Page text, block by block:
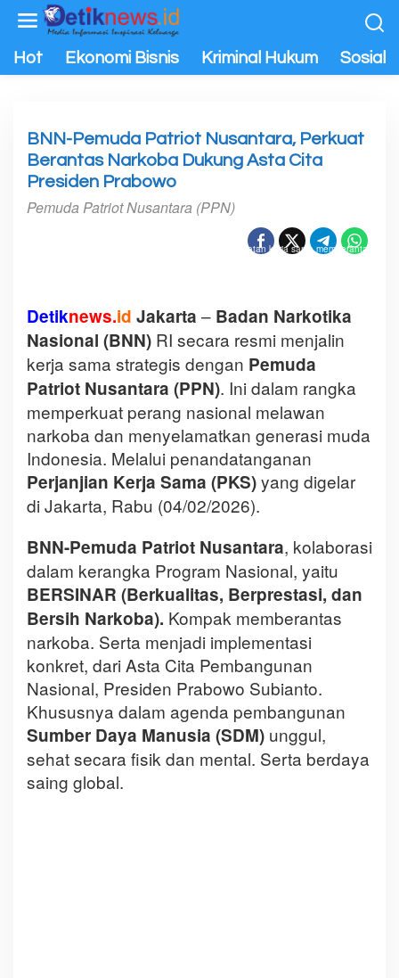
a
Hot Ekonomi Bisnis Kriminal Hukum Sosial
BNN-Pemuda Patriot Nusantara, Perkuat
Berantas Narkoba Dukung Asta Cita
Presiden Prabowo
Pemuda Patriot Nusantara (PPN)
BNN-Pemuda Patriot Nusantara, melakukan kesepakatan kerja sama memberantas
Detiknews.id Jakarta – Badan Narkotika
Nasional (BNN) RI secara resmi menjalin
kerja sama strategis dengan Pemuda
Patriot Nusantara (PPN). Ini dalam rangka
memperkuat perang nasional melawan
narkoba dan menyelamatkan generasi muda
Indonesia. Melalui penandatanganan
Perjanjian Kerja Sama (PKS)yang digelar
di Jakarta, Rabu (04/02/2026).
BNN-Pemuda Patriot Nusantara, kolaborasi
dalam kerangka Program Nasional, yaitu
BERSINAR (Berkualitas, Berprestasi, dan
Bersih Narkoba). Kompak memberantas
narkoba. Serta menjadi implementasi
konkret, dari Asta Cita Pembangunan
Nasional, Presiden Prabowo Subianto.
Khususnya dalam agenda pembangunan
Sumber Daya Manusia (SDM) unggul,
sehat secara fisik dan mental. Serta berdaya
saing global.